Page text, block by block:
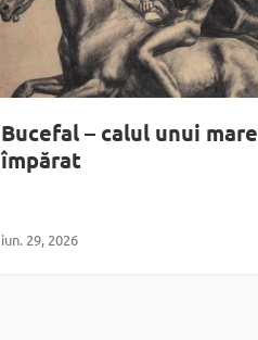
Bucefal – calul unui mare
împărat
iun. 29, 2026